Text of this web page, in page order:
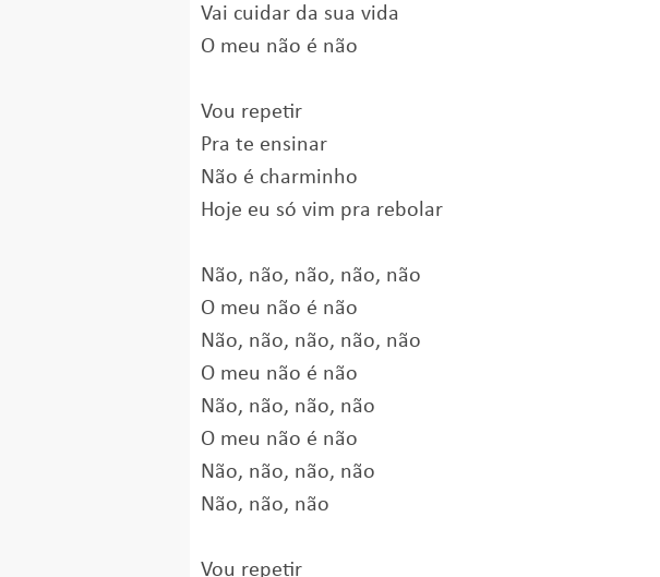
Vai cuidar da sua vida
O meu não é não
Vou repetir
Pra te ensinar
Não é charminho
Hoje eu só vim pra rebolar
Não, não, não, não, não
O meu não é não
Não, não, não, não, não
O meu não é não
Não, não, não, não
O meu não é não
Não, não, não, não
Não, não, não
Vou repetir